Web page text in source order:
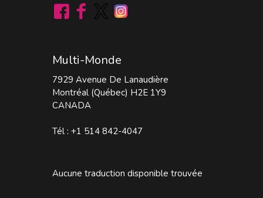
Multi-Monde
7929 Avenue De Lanaudière
Montréal (Québec) H2E 1Y9
CANADA
Tél : +1 514 842-4047
Aucune traduction disponible trouvée